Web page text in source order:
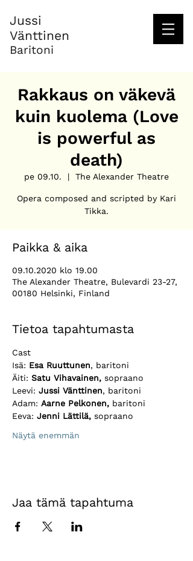
Jussi
Vänttinen
Baritoni
Rakkaus on väkevä
kuin kuolema (Love
is powerful as
death)
pe 09.10.
  |
The Alexander Theatre
Opera composed and scripted by Kari
Tikka.
Paikka & aika
09.10.2020 klo 19.00
The Alexander Theatre, Bulevardi 23-27,
00180 Helsinki, Finland
Tietoa tapahtumasta
Cast
Isä: Esa Ruuttunen, baritoni
Äiti: Satu Vihavainen, sopraano
Leevi: Jussi Vänttinen, baritoni
Adam: Aarne Pelkonen, baritoni
Eeva: Jenni Lättilä, sopraano
Näytä enemmän
Jaa tämä tapahtuma